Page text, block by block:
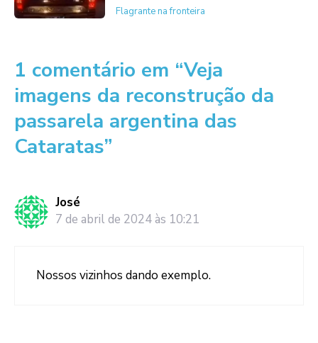
Flagrante na fronteira
1 comentário em “Veja
imagens da reconstrução da
passarela argentina das
Cataratas”
José
7 de abril de 2024 às 10:21
Nossos vizinhos dando exemplo.